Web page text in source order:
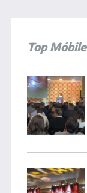
Top Móbile